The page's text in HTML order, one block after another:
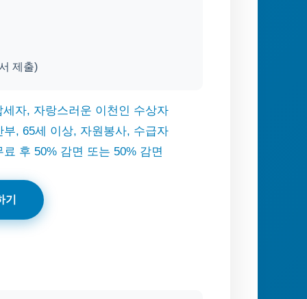
제출)
자, 자랑스러운 이천인 수상자
, 65세 이상, 자원봉사, 수급자
후 50% 감면 또는 50% 감면
기